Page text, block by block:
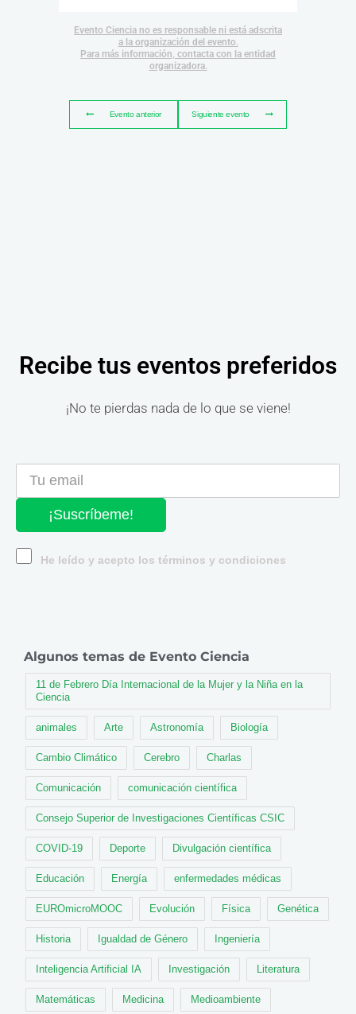
Evento Ciencia no es responsable ni está adscrita
a la organización del evento.
Para más información, contacta con la entidad
organizadora.
Evento anterior Siguiente evento
Recibe tus eventos preferidos
¡No te pierdas nada de lo que se viene!
¡Suscríbeme!
He leído y acepto los términos y condiciones
Algunos temas de Evento Ciencia
11 de Febrero Día Internacional de la Mujer y la Niña en la
Ciencia
animales Arte Astronomía Biología
Cambio Climático Cerebro Charlas
Comunicación comunicación científica
Consejo Superior de Investigaciones Científicas CSIC
COVID-19 Deporte Divulgación científica
Educación Energía enfermedades médicas
EUROmicroMOOC Evolución Física Genética
Historia Igualdad de Género Ingeniería
Inteligencia Artificial IA Investigación Literatura
Matemáticas Medicina Medioambiente